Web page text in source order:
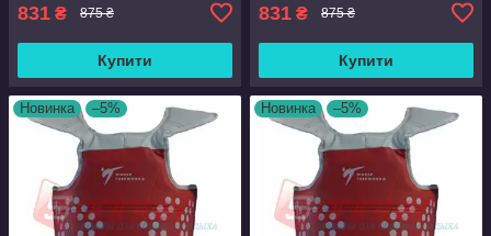
831 ₴ 875 ₴
Купити
831 ₴ 875 ₴
Купити
Новинка –5% Новинка –5%